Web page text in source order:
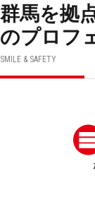
群馬を拠
のプロフ
SMILE & SAFETY